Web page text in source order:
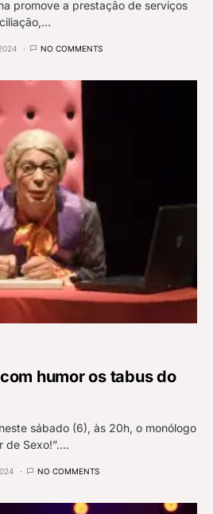
promove a prestação de serviços
NO COMMENTS
humor os tabus do
sábado (6), às 20h, o monólogo
de Sexo!”.…
NO COMMENTS